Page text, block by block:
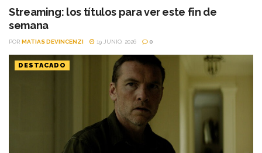
pendientes o pensabas volver a verlas,...
Streaming: los títulos para ver este fin de
semana
POR MATIAS DEVINCENZI 19 JUNIO, 2026 0
DESTACADO